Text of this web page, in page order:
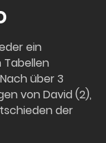
ein
über 3
von David (2),
der